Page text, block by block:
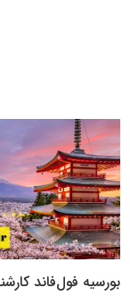
بورسیه فول‌فاند